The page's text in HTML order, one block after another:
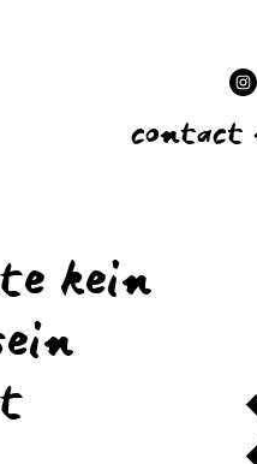
contact
kein